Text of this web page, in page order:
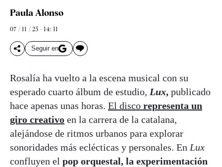
Paula Alonso
07 / 11 / 25 - 14: 11
Seguir en
Rosalía ha vuelto a la escena musical con su
esperado cuarto álbum de estudio, Lux, publicado
hace apenas unas horas. El disco representa un
giro creativo en la carrera de la catalana,
alejándose de ritmos urbanos para explorar
sonoridades más eclécticas y personales. En Lux
confluyen el pop orquestal, la experimentación